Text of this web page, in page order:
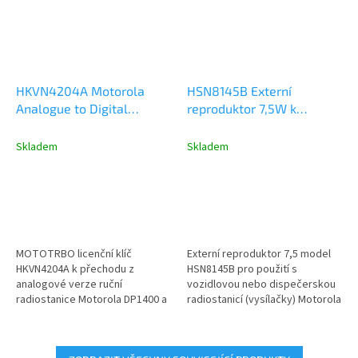
HKVN4204A Motorola
Analogue to Digital
Licence Key
Skladem
MOTOTRBO licenční klíč
HKVN4204A k přechodu z
analogové verze ruční
radiostanice Motorola DP1400 a
HSN8145B Externí
reproduktor 7,5W k
dispečerské radiostanici
Skladem
Externí reproduktor 7,5 model
HSN8145B pro použití s
vozidlovou nebo dispečerskou
radiostanicí (vysílačky) Motorola